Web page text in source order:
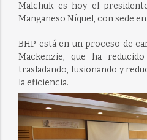
Malchuk es hoy el
Manganeso Níquel, con sede
BHP está en un proceso de
Mackenzie, que ha
trasladando, fusionando y
la eficiencia.